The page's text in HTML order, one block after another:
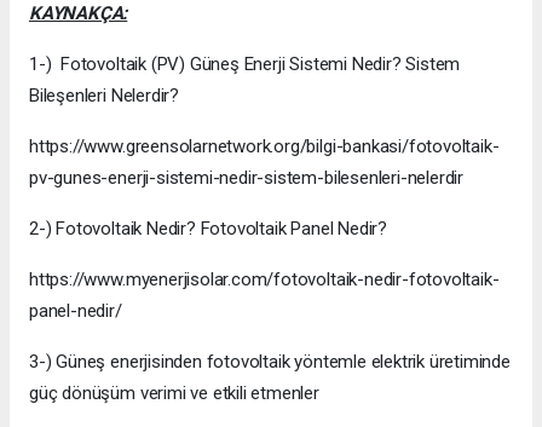
KAYNAKÇA:
1-) Fotovoltaik (PV) Güneş Enerji Sistemi Nedir? Sistem
Bileşenleri Nelerdir?
https://www.greensolarnetwork.org/bilgi-bankasi/fotovoltaik-
pv-gunes-enerji-sistemi-nedir-sistem-bilesenleri-nelerdir
2-) Fotovoltaik Nedir? Fotovoltaik Panel Nedir?
https://www.myenerjisolar.com/fotovoltaik-nedir-fotovoltaik-
panel-nedir/
3-) Güneş enerjisinden fotovoltaik yöntemle elektrik üretiminde
güç dönüşüm verimi ve etkili etmenler